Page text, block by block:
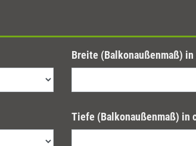
Breite (Balkonaußenmaß) in
Tiefe (Balkonaußenmaß) in